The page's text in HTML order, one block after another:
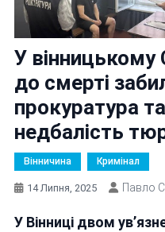
У вінницькому
до смерті
прокуратура
недбалість
Вінничина Кримінал
14 Липня, 2025 Павло
У Вінниці двом